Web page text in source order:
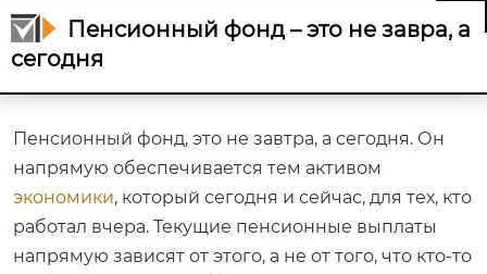
Пенсионный фонд – это не завра, а
сегодня
Пенсионный фонд, это не завтра, а сегодня. Он
напрямую обеспечивается тем активом
экономики, который сегодня и сейчас, для тех, кто
работал вчера. Текущие пенсионные выплаты
напрямую зависят от этого, а не от того, что кто-то